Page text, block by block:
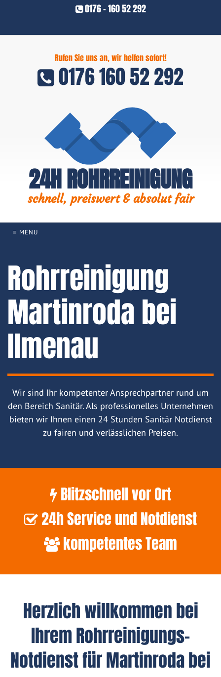
0176 - 160 52 292
Rufen Sie uns an, wir helfen sofort!
0176 160 52 292
24H ROHRREINIGUNG
schnell, preiswert & absolut fair
≡ MENU
Rohrreinigung
Martinroda bei
Ilmenau
Wir sind Ihr kompetenter Ansprechpartner rund um
den Bereich Sanitär. Als professionelles Unternehmen
bieten wir Ihnen einen 24 Stunden Sanitär Notdienst
zu fairen und verlässlichen Preisen.
Blitzschnell vor Ort
24h Service und Notdienst
kompetentes Team
Herzlich willkommen bei
Ihrem Rohrreinigungs-
Notdienst für Martinroda bei